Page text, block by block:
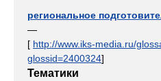
региональное
—
[ http://www.iks-media.ru/
glossid=2400324]
Тематики